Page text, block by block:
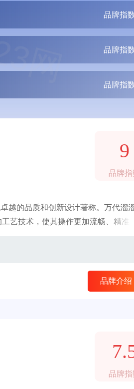
品牌指
品牌指
品牌指
9
品牌指
越的品质和创新设计著称。万代溜
艺技术，使其操作更加流畅、精准
品牌介绍
品牌指
网